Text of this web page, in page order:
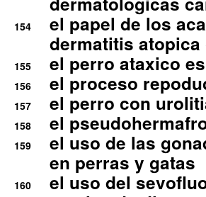
154
el papel de los
dermatitis atopica
155 el perro ataxico
156 el proceso
157 el perro con
158 el
159
el uso de las
en perras y gatas
160 el uso del